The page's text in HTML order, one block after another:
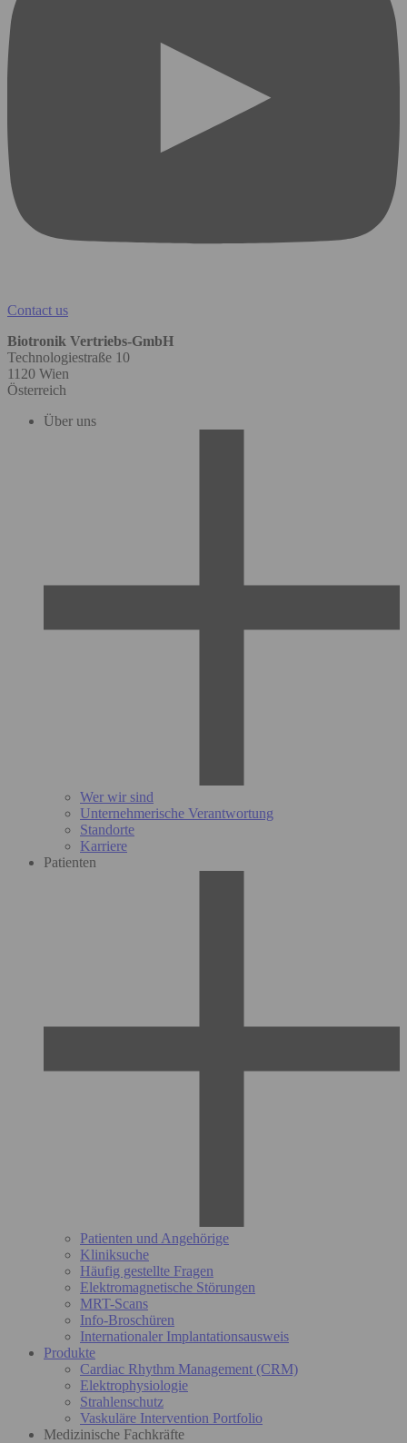
Contact us
Biotronik Vertriebs-GmbH
Technologiestraße 10
1120 Wien
Österreich
Über uns
Wer wir sind
Unternehmerische Verantwortung
Standorte
Karriere
Patienten
Patienten und Angehörige
Kliniksuche
Häufig gestellte Fragen
Elektromagnetische Störungen
MRT-Scans
Info-Broschüren
Internationaler Implantationsausweis
Produkte
Cardiac Rhythm Management (CRM)
Elektrophysiologie
Strahlenschutz
Vaskuläre Intervention Portfolio
Medizinische Fachkräfte